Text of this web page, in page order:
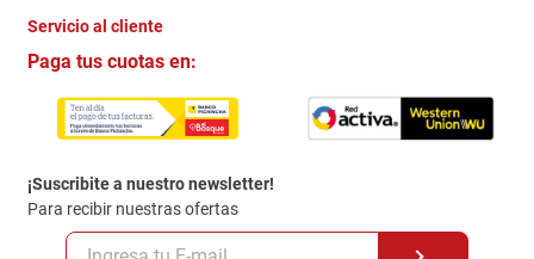
Quienes somos
Trabaja con Nosotros
Contacto
Servicio al cliente
Crédito Directo
Garantia
Politica de Privacidad
Políticas y condiciones GiftCard
Paga tus cuotas en:
¡Suscribite a nuestro newsletter!
Para recibir nuestras ofertas